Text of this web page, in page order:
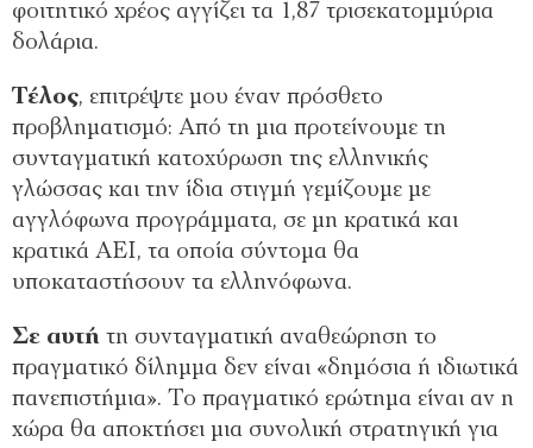
φοιτητικό χρέος αγγίζει τα 1,87 τρισεκατοµµύρια
δολάρια.
Τέλος, επιτρέψτε µου έναν πρόσθετο
προβληµατισµό: Από τη µια προτείνουµε τη
συνταγµατική κατοχύρωση της ελληνικής
γλώσσας και την ίδια στιγµή γεµίζουµε µε
αγγλόφωνα προγράµµατα, σε µη κρατικά και
κρατικά ΑΕΙ, τα οποία σύντοµα θα
υποκαταστήσουν τα ελληνόφωνα.
Σε αυτή τη συνταγµατική αναθεώρηση το
πραγµατικό δίληµµα δεν είναι «δηµόσια ή ιδιωτικά
πανεπιστήµια». Το πραγµατικό ερώτηµα είναι αν η
χώρα θα αποκτήσει µια συνολική στρατηγική για